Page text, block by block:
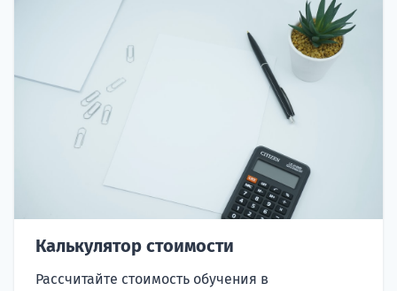
Калькулятор стоимости
Рассчитайте стоимость обучения в